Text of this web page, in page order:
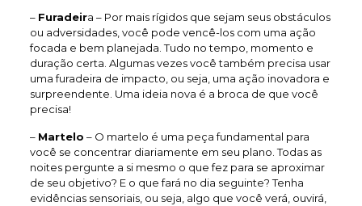
– Furadeira – Por mais rígidos que sejam seus obstáculos
ou adversidades, você pode vencê-los com uma ação
focada e bem planejada. Tudo no tempo, momento e
duração certa. Algumas vezes você também precisa usar
uma furadeira de impacto, ou seja, uma ação inovadora e
surpreendente. Uma ideia nova é a broca de que você
precisa!
– Martelo – O martelo é uma peça fundamental para
você se concentrar diariamente em seu plano. Todas as
noites pergunte a si mesmo o que fez para se aproximar
de seu objetivo? E o que fará no dia seguinte? Tenha
evidências sensoriais, ou seja, algo que você verá, ouvirá,